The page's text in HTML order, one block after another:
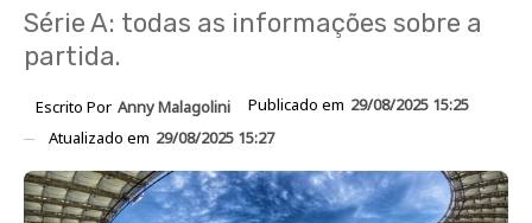
Série A: todas as informações sobre a
partida.
Escrito Por Anny Malagolini Publicado em 29/08/2025 15:25
Atualizado em 29/08/2025 15:27